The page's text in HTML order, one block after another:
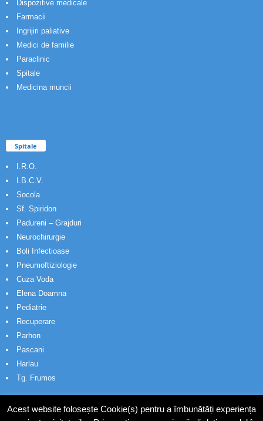
Dispozitive medicale
Farmacii
Ingrijiri paliative
Medici de familie
Paraclinic
Spitale
Medicina muncii
Spitale
I.R.O.
I.B.C.V.
Socola
Sf. Spiridon
Padureni – Grajduri
Neurochirurgie
Boli Infectioase
Pneumoftiziologie
Cuza Voda
Elena Doamna
Pediatrie
Recuperare
Parhon
Pascani
Harlau
Tg. Frumos
Acest website folosește Cookie(s) pentru a îmbunătăți experiența